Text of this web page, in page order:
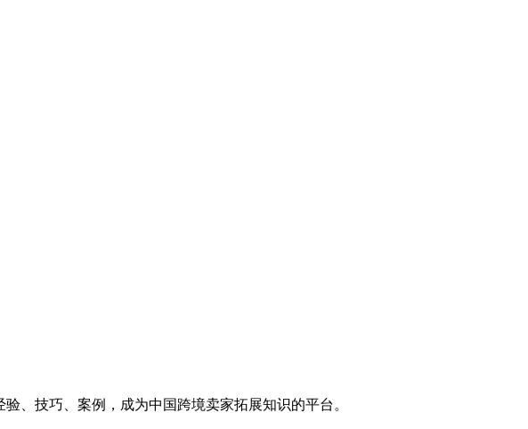
、技巧、案例，成为中国跨境卖家拓展知识的平台。